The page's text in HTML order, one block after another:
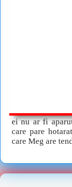
ei nu ar fi
care pare
care Meg are